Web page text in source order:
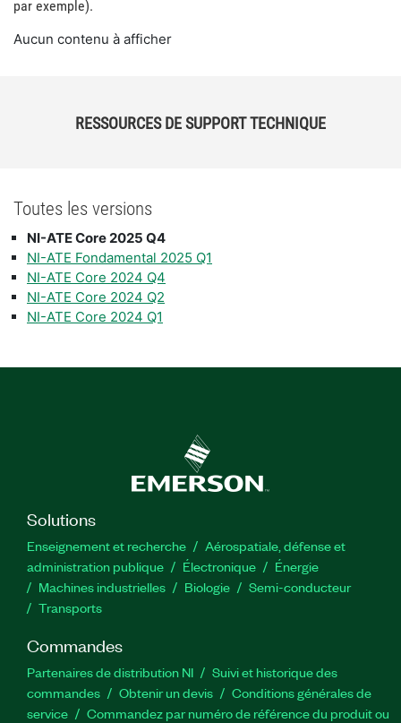
par exemple).
Aucun contenu à afficher
RESSOURCES DE SUPPORT TECHNIQUE
Toutes les versions
NI-ATE Core 2025 Q4
NI-ATE Fondamental 2025 Q1
NI-ATE Core 2024 Q4
NI-ATE Core 2024 Q2
NI-ATE Core 2024 Q1
Solutions
Enseignement et recherche
Aérospatiale, défense et
administration publique
Électronique
Énergie​
Machines industrielles
Biologie
Semi-conducteur
Transports
Commandes
Partenaires de distribution NI
Suivi et historique des
commandes
Obtenir un devis
Conditions générales de
service
Commandez par numéro de référence du produit ou